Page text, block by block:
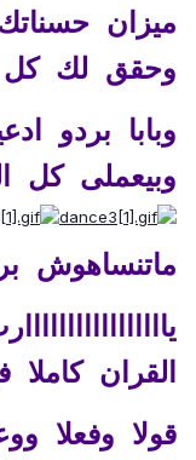
ميزان
وحقق لك كل
وبابا بردو
وبيعملى كل
ماتنساهوش
القران
قولا وفعلا